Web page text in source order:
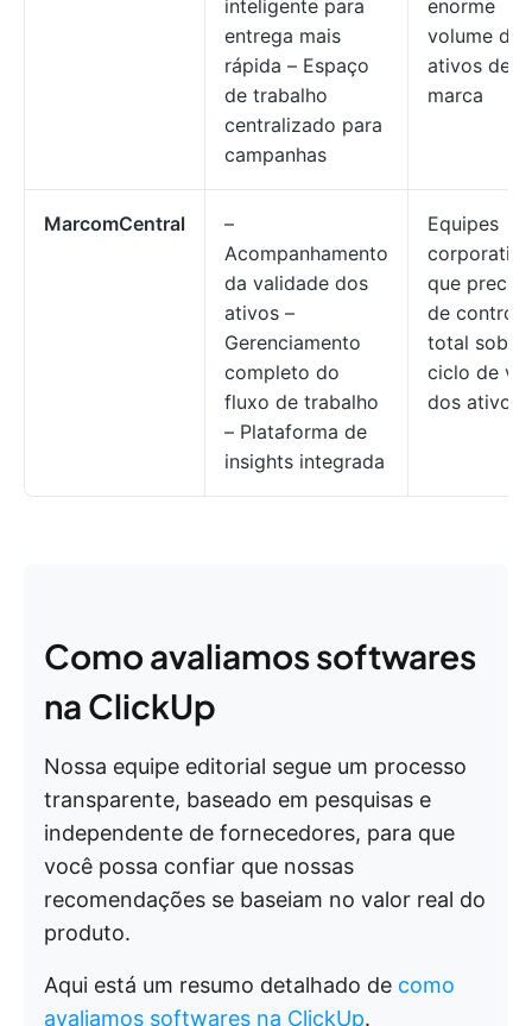
inteligente para
entrega mais
rápida – Espaço
de trabalho
centralizado para
campanhas
enorme
volume de
ativos de
marca
MarcomCentral
–
Acompanhamento
da validade dos
ativos –
Gerenciamento
completo do
fluxo de trabalho
– Plataforma de
insights integrada
Equipes
que
de controle
total sobre
ciclo de
dos ativos
Como avaliamos softwares
na ClickUp
Nossa equipe editorial segue um processo
transparente, baseado em pesquisas e
independente de fornecedores, para que
você possa confiar que nossas
recomendações se baseiam no valor real do
produto.
Aqui está um resumo detalhado de como
avaliamos softwares na ClickUp.